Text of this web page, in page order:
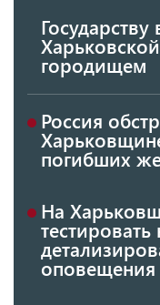
городищем
Россия
погибших
На
оповещения